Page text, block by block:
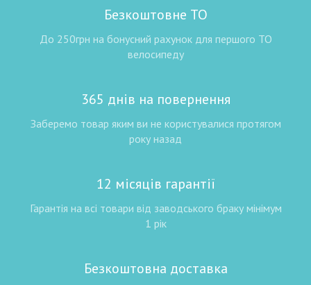
Безкоштовне ТО
До 250грн на бонусний рахунок для першого ТО
велосипеду
365 днів на повернення
Заберемо товар яким ви не користувалися протягом
року назад
12 місяців гарантії
Гарантія на всі товари від заводського браку мінімум
1 рік
Безкоштовна доставка